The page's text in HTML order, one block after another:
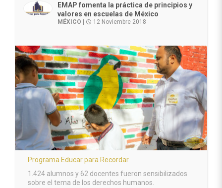
EMAP fomenta la práctica de principios y
valores en escuelas de México
MÉXICO | access_time 12 Noviembre 2018
Programa Educar para Recordar
1.424 alumnos y 62 docentes fueron sensibilizados
sobre el tema de los derechos humanos.